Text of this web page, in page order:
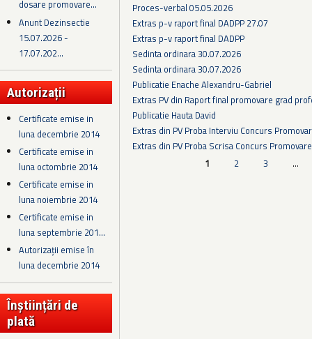
dosare promovare...
Anunt Dezinsectie
15.07.2026 -
17.07.202...
Autorizații
Certificate emise in
luna decembrie 2014
Certificate emise in
luna octombrie 2014
Certificate emise in
luna noiembrie 2014
Certificate emise in
luna septembrie 201...
Autorizații emise în
luna decembrie 2014
Înștiințări de
plată
Proces-verbal 05.05.2026
Extras p-v raport final DADPP 27.07
Extras p-v raport final DADPP
Sedinta ordinara 30.07.2026
Sedinta ordinara 30.07.2026
Publicatie Enache Alexandru-Gabriel
Extras PV din Raport final promovare grad
Publicatie Hauta David
Extras din PV Proba Interviu Concurs
Extras din PV Proba Scrisa Concurs
1 2 3 …